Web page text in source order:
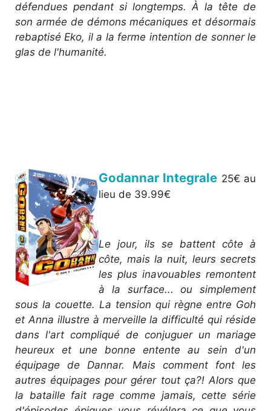
défendues pendant si longtemps. À la tête de
son armée de démons mécaniques et désormais
rebaptisé Eko, il a la ferme intention de sonner le
glas de l'humanité.
Godannar Integrale 25€ au
lieu de 39.99€
Le jour, ils se battent côte à
côte, mais la nuit, leurs secrets
les plus inavouables remontent
à la surface... ou simplement
sous la couette. La tension qui règne entre Goh
et Anna illustre à merveille la difficulté qui réside
dans l'art compliqué de conjuguer un mariage
heureux et une bonne entente au sein d'un
équipage de Dannar. Mais comment font les
autres équipages pour gérer tout ça?! Alors que
la bataille fait rage comme jamais, cette série